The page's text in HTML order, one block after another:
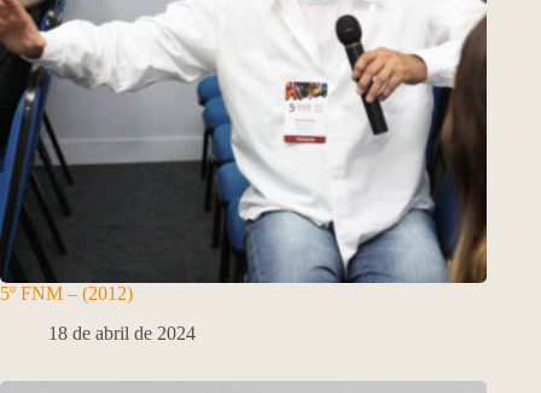
5º FNM – (2012)
18 de abril de 2024